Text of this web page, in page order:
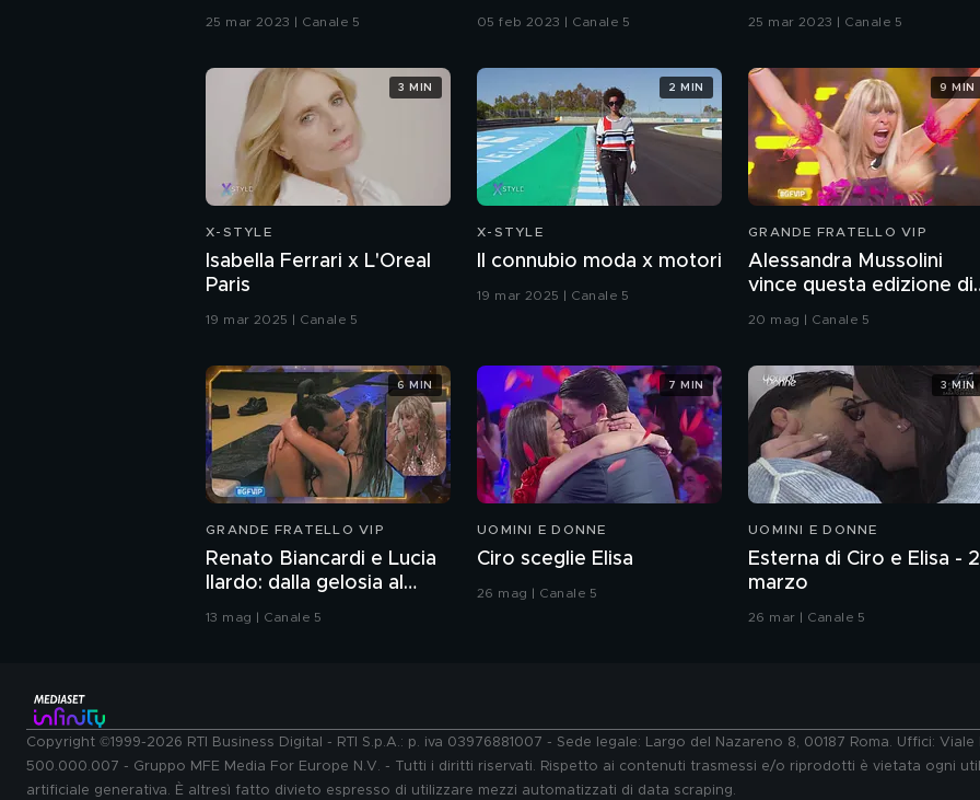
mentre ero sposata"
25 mar 2023 | Canale 5 05 feb 2023 | Canale 5
Senna in tv"
25 mar 2023 | Canale 5
X-STYLE
Isabella Ferrari x L'Oreal
Paris
19 mar 2025 | Canale 5
3 MIN
X-STYLE
Il connubio moda x motori
19 mar 2025 | Canale 5
2 MIN
GRANDE FRATELLO VIP
Alessandra Mussolini
vince questa edizione di
Grande Fratello VIP
20 mag | Canale 5
9 MIN
GRANDE FRATELLO VIP
Renato Biancardi e Lucia
Ilardo: dalla gelosia al
13 mag | Canale 5
6 MIN
UOMINI E DONNE
Ciro sceglie Elisa
26 mag | Canale 5
7 MIN
UOMINI E DONNE
Esterna di Ciro e Elisa -
marzo
26 mar | Canale 5
3 MIN
Copyright ©1999-2026 RTI Business Digital - RTI S.p.A.: p. iva 03976881007 - Sede legale: Largo del Nazareno 8, 00187 Roma. Uffici:
500.000.007 - Gruppo MFE Media For Europe N.V. - Tutti i diritti riservati. Rispetto ai contenuti trasmessi e/o riprodotti è vietata ogni
artificiale generativa. È altresì fatto divieto espresso di utilizzare mezzi automatizzati di data scraping.